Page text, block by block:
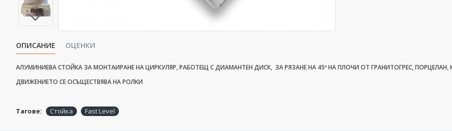
ОПИСАНИЕ ОЦЕНКИ
АЛУМИНИЕВА СТОЙКА ЗА МОНТАИРАНЕ НА ЦИРКУЛЯР, РАБОТЕЩ С ДИАМАНТЕН ДИСК, ЗА РЯЗАНЕ НА 45º НА ПЛОЧИ ОТ ГРАНИТОГРЕС, ПОРЦЕЛАН,
ДВИЖЕНИЕТО СЕ ОСЪЩЕСТВЯВА НА РОЛКИ
Тагове: Стойка Fast Level